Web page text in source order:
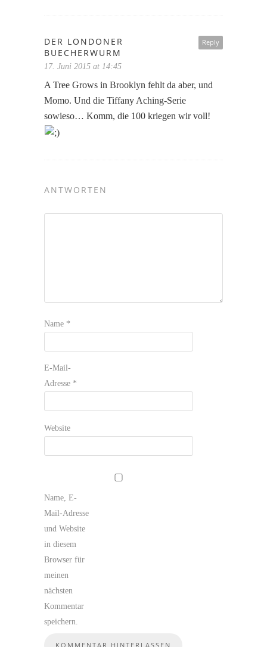
Reply
DER LONDONER
BUECHERWURM
17. Juni 2015 at 14:45
A Tree Grows in Brooklyn fehlt da aber, und
Momo. Und die Tiffany Aching-Serie
sowieso… Komm, die 100 kriegen wir voll!
ANTWORTEN
Name *
E-Mail-
Adresse *
Website
Name, E-
Mail-Adresse
und Website
in diesem
Browser für
meinen
nächsten
Kommentar
speichern.